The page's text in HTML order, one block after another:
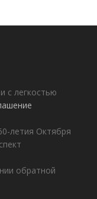
с легкостью
летия Октября
обратной